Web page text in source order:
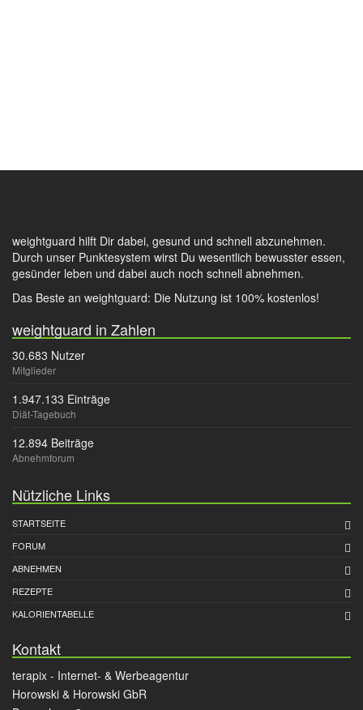
weightguard hilft Dir dabei, gesund und schnell abzunehmen.
Durch unser Punktesystem wirst Du wesentlich bewusster essen,
gesünder leben und dabei auch noch schnell abnehmen.
Das Beste an weightguard: Die Nutzung ist 100% kostenlos!
weightguard in Zahlen
30.683 Nutzer
Mitglieder
1.947.133 Einträge
Diät-Tagebuch
12.894 Beiträge
Abnehmforum
Nützliche Links
STARTSEITE
FORUM
ABNEHMEN
REZEPTE
KALORIENTABELLE
Kontakt
terapix - Internet- & Werbeagentur
Horowski & Horowski GbR